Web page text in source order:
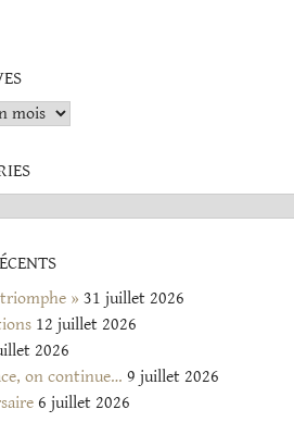
» 31 juillet 2026
12 juillet 2026
2026
on continue… 9 juillet 2026
6 juillet 2026